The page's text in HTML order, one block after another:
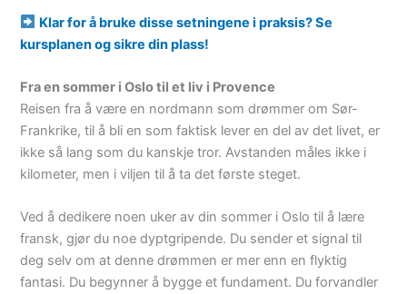
Klar for å bruke disse setningene i praksis? Se
kursplanen og sikre din plass!
Fra en sommer i Oslo til et liv i Provence
Reisen fra å være en nordmann som drømmer om Sør-
Frankrike, til å bli en som faktisk lever en del av det livet, er
ikke så lang som du kanskje tror. Avstanden måles ikke i
kilometer, men i viljen til å ta det første steget.
Ved å dedikere noen uker av din sommer i Oslo til å lære
fransk, gjør du noe dyptgripende. Du sender et signal til
deg selv om at denne drømmen er mer enn en flyktig
fantasi. Du begynner å bygge et fundament. Du forvandler